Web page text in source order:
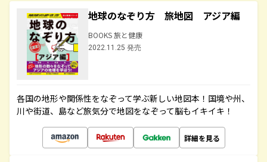
地球のなぞり方 旅地図 アジア編
BOOKS 旅と健康
2022.11.25 発売
各国の地形や関係性をなぞって学ぶ新しい地図本！国境や州、
川や街道、島など旅気分で地図をなぞって脳もイキイキ！
詳細を見る